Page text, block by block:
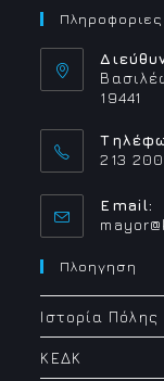
Πληροφοριες
19441
213
Email:
Πλοηγηση
Ιστορία Πόλης
ΚΕΔΚ